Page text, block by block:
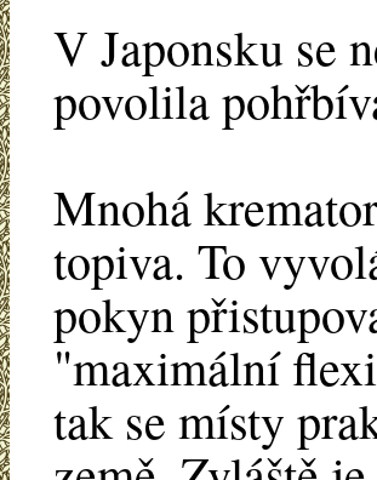
V Japonsku se
povolila
Mnohá
topiva. To
pokyn
"maximální
tak se místy